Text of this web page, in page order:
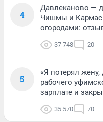
4
Давлеканово —
Чишмы и
огородами:
37 748 20
5
«Я потерял жену,
рабочего
зарплате и
35 570 70